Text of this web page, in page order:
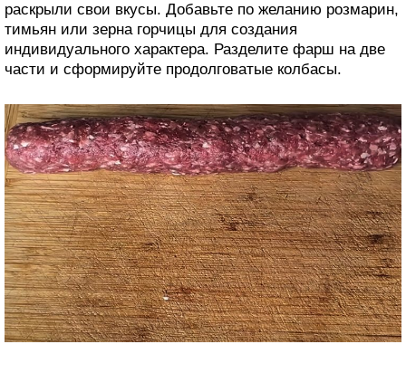
раскрыли свои вкусы. Добавьте по желанию розмарин,
тимьян или зерна горчицы для создания
индивидуального характера. Разделите фарш на две
части и сформируйте продолговатые колбасы.